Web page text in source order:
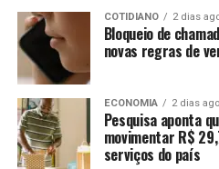
COTIDIANO 2 dias
Bloqueio de
novas regras de
ECONOMIA 2 dias ago
Pesquisa aponta
movimentar R$
serviços do país